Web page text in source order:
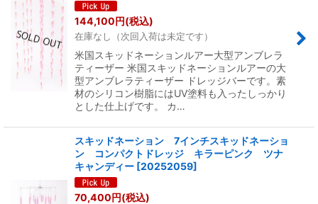
144,100円(税込)
在庫なし（次回入荷は未定です）
米国スキッドネーションルアー大型アンブレラ
ティーザー 米国スキッドネーションルアーの大
型アンブレラティーザー ドレッジバーです。素
材のシリコン樹脂にはUV塗料も入ったしっかり
とした仕上げです。 カ…
スキッドネーション 7インチスキッドネーショ
ン コンパクトドレッジ キラーピンク ツナ
キャンディー [20252059]
70,400円(税込)